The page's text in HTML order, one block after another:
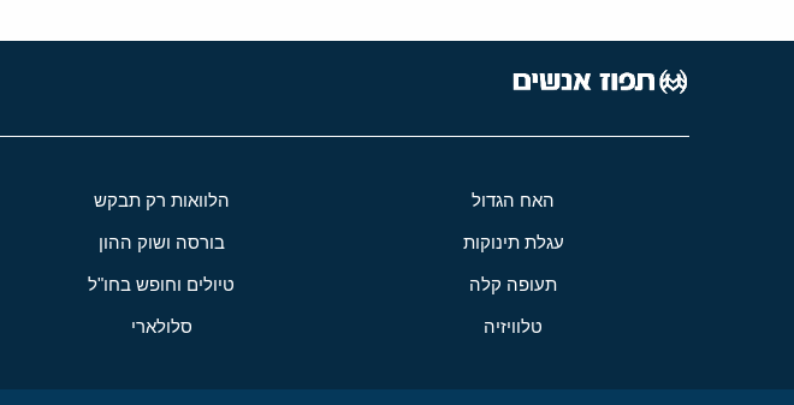
האח הגדול הלוואות רק תבקש
עגלת תינוקות בורסה ושוק ההון
תעופה קלה טיולים וחופש בחו"ל
טלוויזיה סלולארי